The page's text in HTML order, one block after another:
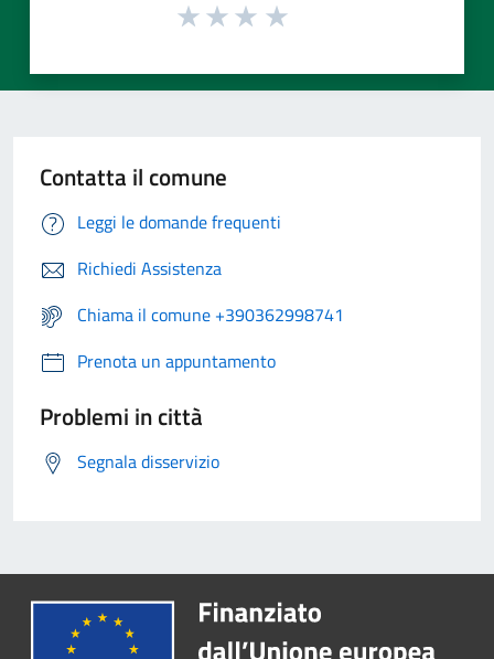
Contatta il comune
Leggi le domande frequenti
Richiedi Assistenza
Chiama il comune +390362998741
Prenota un appuntamento
Problemi in città
Segnala disservizio